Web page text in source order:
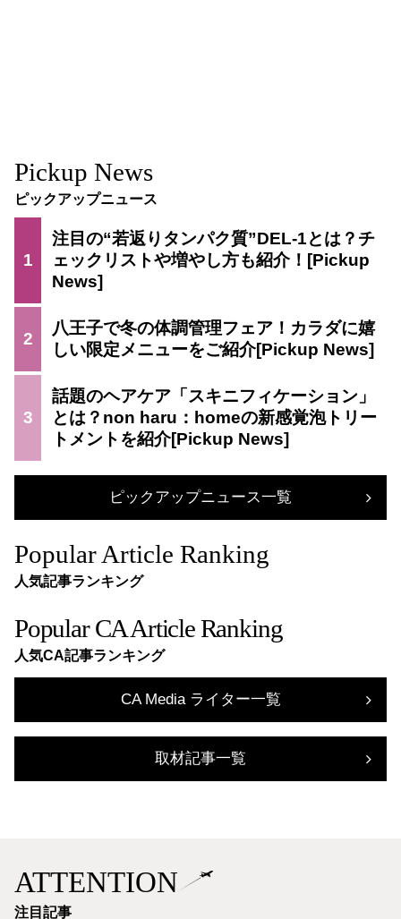
Pickup News
ピックアップニュース
1
注目の“若返りタンパク質”DEL-1とは？チ
ェックリストや増やし方も紹介！
2
八王子で冬の体調管理フェア！カラダに嬉
しい限定メニューをご紹介
3
話題のヘアケア「スキニフィケーション」
とは？non haru：homeの新感覚泡トリー
トメントを紹介
ピックアップニュース一覧
Popular Article Ranking
人気記事ランキング
Popular CA Article Ranking
人気CA記事ランキング
CA Media ライター一覧
取材記事一覧
ATTENTION
注目記事